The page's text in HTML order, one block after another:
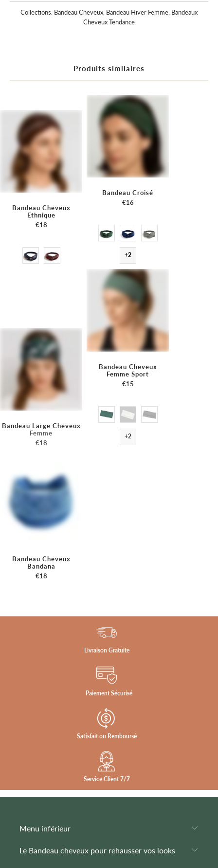
Collections: Bandeau Cheveux, Bandeau Hiver Femme, Bandeaux
Cheveux Tendance
Produits similaires
Bandeau Cheveux
Ethnique
€18
Bandeau Croisé
€16
+2
Bandeau Large Cheveux
Femme
€18
Bandeau Cheveux
Femme Sport
€15
+2
Bandeau Cheveux
Bandana
€18
Livraison Gratuite
Paiement Sécurisé
Satisfait ou Remboursé
Service Client 7/7
Menu inférieur
Le Bandeau cheveux pour rehausser vos looks